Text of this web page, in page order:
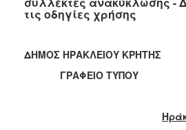
2022
2021
τις οδηγίες χρήσης
ΔΗΜΟΣ ΗΡΑΚΛΕΙΟΥ ΚΡΗΤΗΣ
ΓΡΑΦΕΙΟ ΤΥΠΟΥ